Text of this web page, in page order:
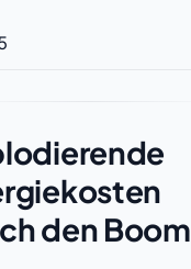
den Boom